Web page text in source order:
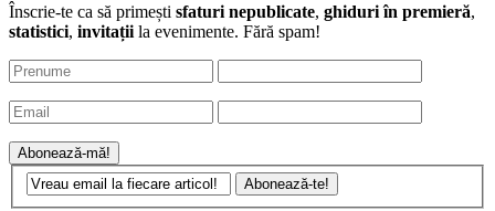
Înscrie-te ca să primești sfaturi nepublicate, ghiduri în premieră,
statistici, invitații la evenimente. Fără spam!